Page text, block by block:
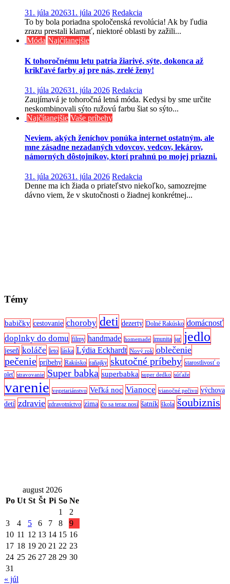
31. júla 202631. júla 2026 Redakcia
To by bola poriadna spoločenská revolúcia! Ak by ľudia
zrazu prestali klamať, niektoré oblasti by zažili...
Móda Najčítanejšie
K tohoročnému letu patria žiarivé, sýte, dokonca až
krikľavé farby aj pre nás, zrelé ženy!
31. júla 202631. júla 2026 Redakcia
Zaujímavá je tohoročná letná móda. Kedysi by sme určite
neskombinovali sýto ružovú farbu šiat so sýto...
Najčítanejšie Vaše príbehy
Neviem, akých ženíchov ponúka internet ostatným, ale
mne zásadne nezadaných vdovcov, vedcov, lekárov,
námorných dôstojníkov, ktorí prahnú po mojej priazni.
31. júla 202631. júla 2026 Redakcia
Denne ma ich žiada o priateľstvo niekoľko, samozrejme
dávno viem, že v skutočnosti o žiadnej konkrétnej...
Témy
babičky cestovanie choroby deti dezerty Dolné Rakúsko domácnosť
doplnky do domu filmy handmade homemade imunita jar jedlo
jeseň koláče leto láska Lýdia Eckhardt Nový rok oblečenie
pečenie príbehy Rakúsko raňajky skutočné príbehy starostlivosť o
pleť stravovanie Super babka superbabka super dedko súťaže
varenie vegetariánstvo Veľká noc Vianoce vianočné pečivo
výchova
detí zdravie zdravotníctvo zima čo sa teraz nosí šatník škola šoubiznis
august 2026
Po Ut St Št Pi So Ne
1
2
3
4 5 6 7 8
9
10 11 12 13 14 15 16
17 18 19 20 21 22 23
24 25 26 27 28 29 30
31
« júl